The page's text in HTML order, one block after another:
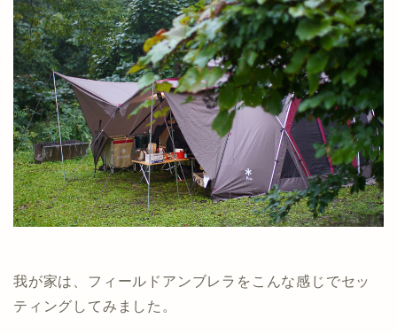
我が家は、フィールドアンブレラをこんな感じでセッ
ティングしてみました。